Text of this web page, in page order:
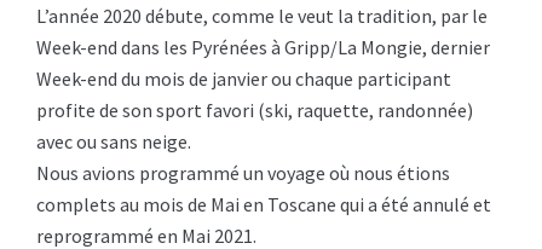
L’année 2020 débute, comme le veut la tradition, par le
Week-end dans les Pyrénées à Gripp/La Mongie, dernier
Week-end du mois de janvier ou chaque participant
profite de son sport favori (ski, raquette, randonnée)
avec ou sans neige.
Nous avions programmé un voyage où nous étions
complets au mois de Mai en Toscane qui a été annulé et
reprogrammé en Mai 2021.